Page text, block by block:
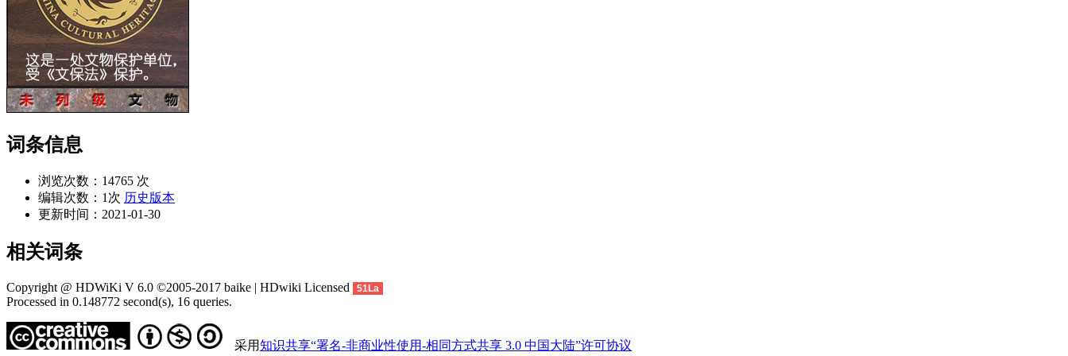
词条信息
浏览次数： 14765 次
编辑次数： 1次 历史版本
更新时间： 2021-01-30
相关词条
Copyright @ HDWiKi V 6.0 ©2005-2017 baike | HDwiki Licensed 51La
Processed in 0.148772 second(s), 16 queries.
采用知识共享“署名-非商业性使用-相同方式共享 3.0 中国大陆”许可协议